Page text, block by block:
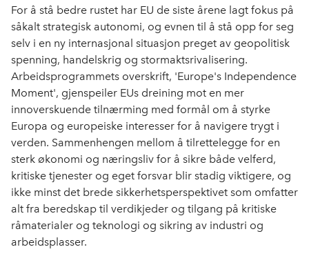
For å stå bedre rustet har EU de siste årene lagt fokus på
såkalt strategisk autonomi, og evnen til å stå opp for seg
selv i en ny internasjonal situasjon preget av geopolitisk
spenning, handelskrig og stormaktsrivalisering.
Arbeidsprogrammets overskrift, 'Europe's Independence
Moment', gjenspeiler EUs dreining mot en mer
innoverskuende tilnærming med formål om å styrke
Europa og europeiske interesser for å navigere trygt i
verden. Sammenhengen mellom å tilrettelegge for en
sterk økonomi og næringsliv for å sikre både velferd,
kritiske tjenester og eget forsvar blir stadig viktigere, og
ikke minst det brede sikkerhetsperspektivet som omfatter
alt fra beredskap til verdikjeder og tilgang på kritiske
råmaterialer og teknologi og sikring av industri og
arbeidsplasser.